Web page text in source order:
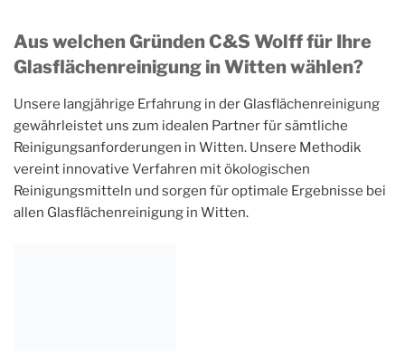
Aus welchen Gründen C&S Wolff für Ihre
Glasflächenreinigung in Witten wählen?
Unsere langjährige Erfahrung in der Glasflächenreinigung
gewährleistet uns zum idealen Partner für sämtliche
Reinigungsanforderungen in Witten. Unsere Methodik
vereint innovative Verfahren mit ökologischen
Reinigungsmitteln und sorgen für optimale Ergebnisse bei
allen Glasflächenreinigung in Witten.